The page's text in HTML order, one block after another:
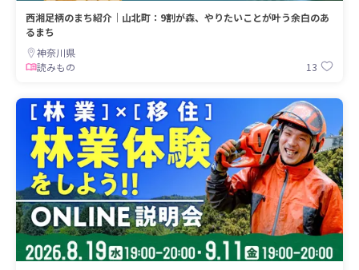
西湘足柄のまち紹介｜山北町：9割が森、やりたいことが叶う余白のあ
るまち
神奈川県
読みもの
13